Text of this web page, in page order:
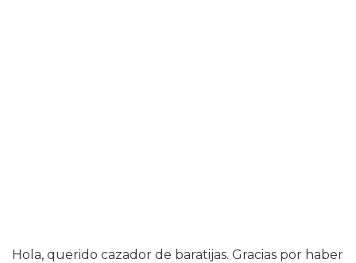
Hola, querido cazador de baratijas. Gracias por haber